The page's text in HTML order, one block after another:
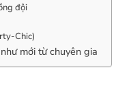
đội
Chic)
mới từ chuyên gia